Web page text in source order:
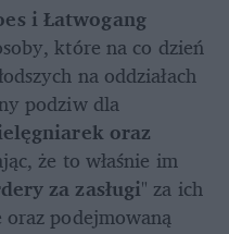
i Łatwogang
które na co dzień
na oddziałach
podziw dla
oraz
że to właśnie im
za zasługi" za ich
podejmowaną